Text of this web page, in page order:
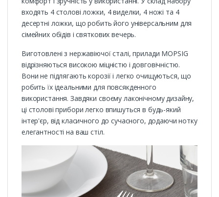
входять 4 столові ложки, 4 виделки, 4 ножі та 4
десертні ложки, що робить його універсальним для
сімейних обідів і святкових вечерь.
Виготовлені з нержавіючої сталі, прилади MOPSIG
відрізняються високою міцністю і довговічністю.
Вони не підлягають корозії і легко очищуються, що
робить їх ідеальними для повсякденного
використання. Завдяки своєму лаконічному дизайну,
ці столові прибори легко впишуться в будь-який
інтер'єр, від класичного до сучасного, додаючи нотку
елегантності на ваш стіл.